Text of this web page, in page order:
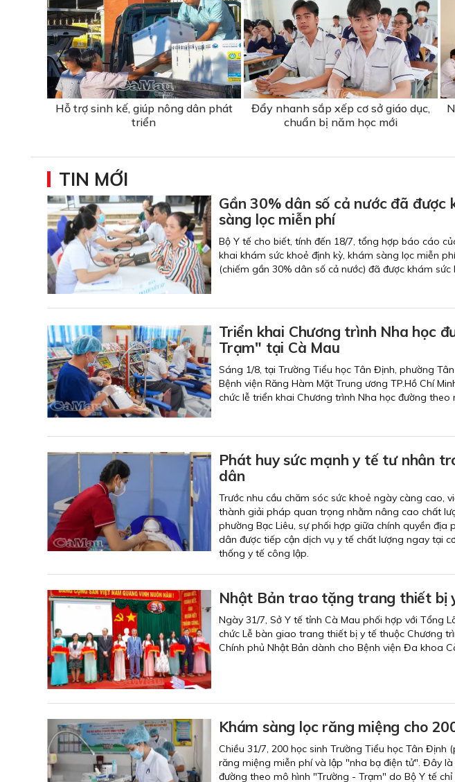
Hỗ trợ sinh kế, giúp nông dân phát
triển
Đẩy nhanh sắp xếp cơ sở giáo dục,
chuẩn bị năm học mới
TIN MỚI
Gần 30% dân số cả nước đã được
sàng lọc miễn phí
Bộ Y tế cho biết, tính đến 18/7, tổng hợp báo cáo
khai khám sức khoẻ định kỳ, khám sàng lọc miễn
(chiếm gần 30% dân số cả nước) đã được khám sức
Triển khai Chương trình Nha học
Trạm" tại Cà Mau
Sáng 1/8, tại Trường Tiểu học Tân Định, phường
Bệnh viện Răng Hàm Mặt Trung ương TP.Hồ Chí
chức lễ triển khai Chương trình Nha học đường
Phát huy sức mạnh y tế tư nhân
dân
Trước nhu cầu chăm sóc sức khoẻ ngày càng cao,
thành giải pháp quan trọng nhằm nâng cao chất
phường Bạc Liêu, sự phối hợp giữa chính quyền
dân được tiếp cận dịch vụ y tế chất lượng ngay tại
thống y tế công lập.
Nhật Bản trao tặng trang thiết bị
Ngày 31/7, Sở Y tế tỉnh Cà Mau phối hợp với Tổng
chức Lễ bàn giao trang thiết bị y tế thuộc Chương
Chính phủ Nhật Bản dành cho Bệnh viện Đa khoa
Khám sàng lọc răng miệng cho
Chiều 31/7, 200 học sinh Trường Tiểu học Tân
răng miệng miễn phí và lập "nha bạ điện tử". Đây
đường theo mô hình "Trường - Trạm" do Bộ Y tế chỉ